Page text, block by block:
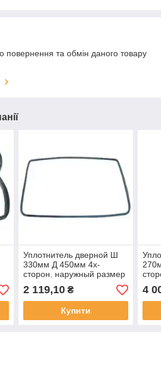
та обмін даного товару
Уплотнитель дверной Ш
330мм Д 450мм 4х-
сторон. наружный размер
для Mareno, Mastro,
Modular
2 119,10₴
Купити
для
4